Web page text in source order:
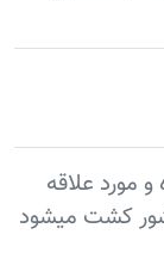
مورد علاقه
کشت ميشود